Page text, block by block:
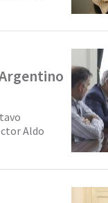
Aldo